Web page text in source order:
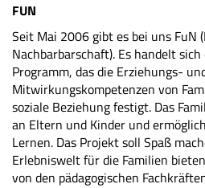
FUN
Seit Mai 2006 gibt es bei uns FuN
Nachbarbarschaft). Es handelt
Programm, das die Erziehungs-
Mitwirkungskompetenzen von
soziale Beziehung festigt. Das
an Eltern und Kinder und
Lernen. Das Projekt soll Spaß
Erlebniswelt für die Familien
von den pädagogischen